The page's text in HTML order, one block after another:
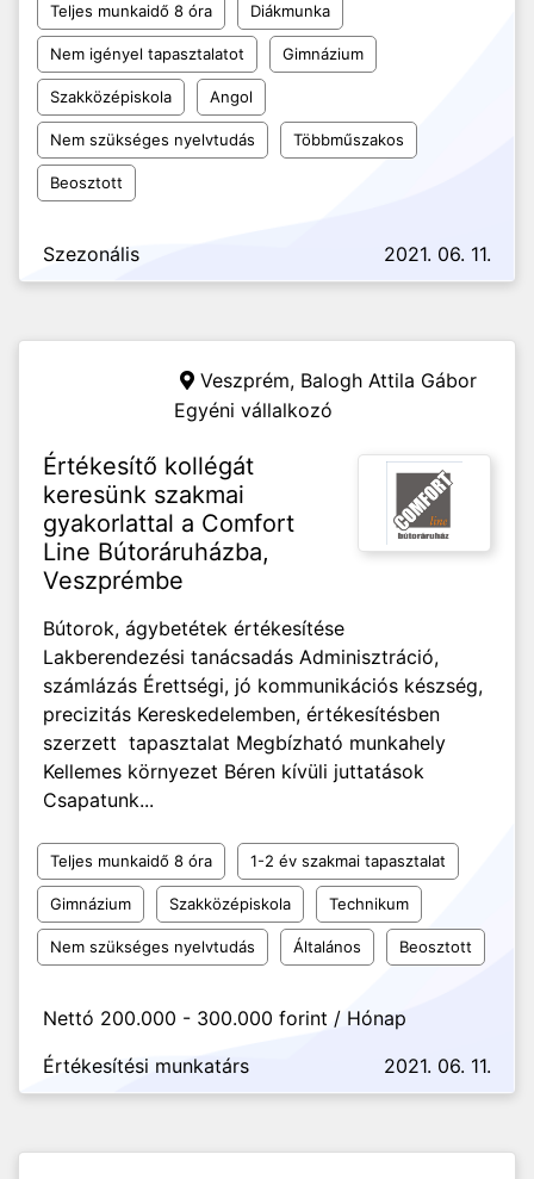
Teljes munkaidő 8 óra Diákmunka
Nem igényel tapasztalatot Gimnázium
Szakközépiskola Angol
Nem szükséges nyelvtudás Többműszakos
Beosztott
Szezonális 2021. 06. 11.
Veszprém, Balogh Attila Gábor
Egyéni vállalkozó
Értékesítő kollégát
keresünk szakmai
gyakorlattal a Comfort
Line Bútoráruházba,
Veszprémbe
Bútorok, ágybetétek értékesítése
Lakberendezési tanácsadás Adminisztráció,
számlázás Érettségi, jó kommunikációs készség,
precizitás Kereskedelemben, értékesítésben
szerzett tapasztalat Megbízható munkahely
Kellemes környezet Béren kívüli juttatások
Csapatunk...
Teljes munkaidő 8 óra 1-2 év szakmai tapasztalat
Gimnázium Szakközépiskola Technikum
Nem szükséges nyelvtudás Általános Beosztott
Nettó 200.000 - 300.000 forint / Hónap
Értékesítési munkatárs
2021. 06. 11.